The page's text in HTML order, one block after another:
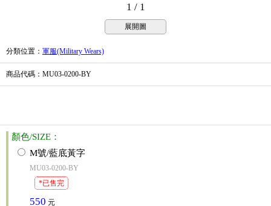
1 / 1
展開圖
分類位置 ： 軍服(Military Wears)
商品代碼 ：MU03-0200-BY
顏色/SIZE：
M號/藍底黃字
MU03-0200-BY
*已售完
550 元